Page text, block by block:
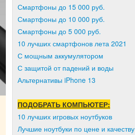
Смартфоны до 15 000 руб.
Смартфоны до 10 000 руб.
Смартфоны до 5 000 руб.
10 лучших смартфонов лета 2021
С мощным аккумулятором
С защитой от падений и воды
Альтернативы iPhone 13
ПОДОБРАТЬ КОМПЬЮТЕР:
10 лучших игровых ноутбуков
Лучшие ноутбуки по цене и качеству